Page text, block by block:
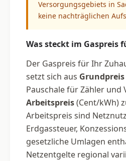
Versorgungsgebiets in
keine nachträglichen
Was steckt im Gaspreis
Der Gaspreis für Ihr
setzt sich aus Grundpreis
Pauschale für Zähler und
Arbeitspreis(Cent/kWh)
Arbeitspreis sind
Erdgassteuer,
gesetzliche Umlagen
Netzentgelte regional